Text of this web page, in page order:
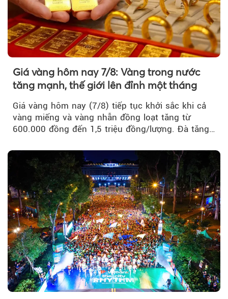
Giá vàng hôm nay 7/8: Vàng trong nước
tăng mạnh, thế giới lên đỉnh một tháng
Giá vàng hôm nay (7/8) tiếp tục khởi sắc khi cả
vàng miếng và vàng nhẫn đồng loạt tăng từ
600.000 đồng đến 1,5 triệu đồng/lượng. Đà tăng
vàng thế giới bứt phá lên mức cao nhất trong
một tháng.